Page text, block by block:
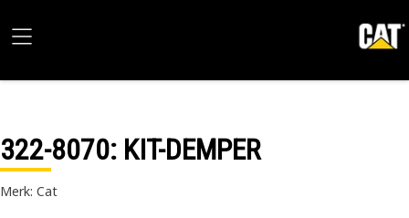
322-8070: KIT-DEMPER
Merk: Cat